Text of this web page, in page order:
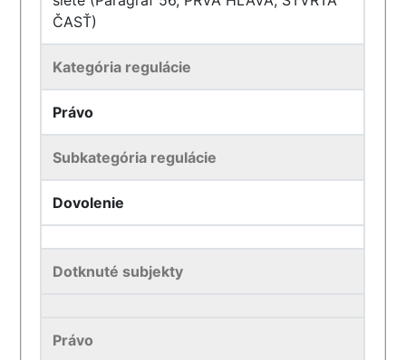
ČASŤ)
Kategória regulácie
Právo
Subkategória regulácie
Dovolenie
Dotknuté subjekty
Právo